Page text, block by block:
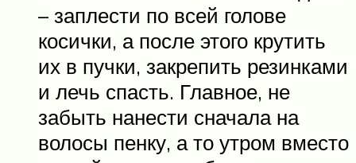
– заплести по всей голове
косички, а после этого крутить
их в пучки, закрепить резинками
и лечь спасть. Главное, не
забыть нанести сначала на
волосы пенку, а то утром вместо